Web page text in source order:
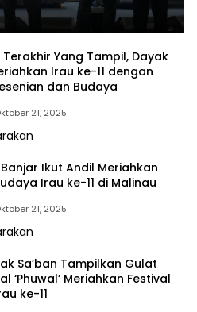
Penghargaan
Terakhir Yang Tampil, Dayak
Irau ke-11 dengan
dan Budaya
21, 2025
Ikut Andil Meriahkan
Irau ke-11 di Malinau
21, 2025
Sa’ban Tampilkan Gulat
‘Phuwal’ Meriahkan Festival
ke-11